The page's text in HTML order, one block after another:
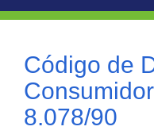
Código de
8.078/90